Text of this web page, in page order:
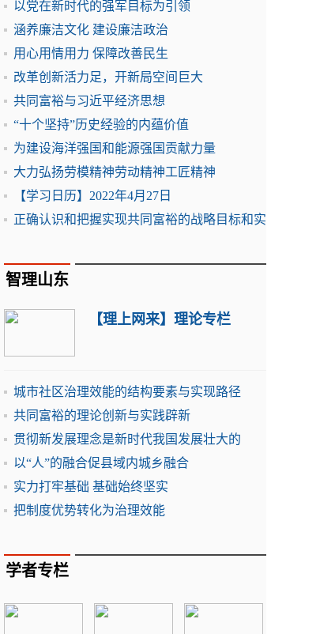
以党在新时代的强军目标为引领
涵养廉洁文化 建设廉洁政治
用心用情用力 保障改善民生
改革创新活力足，开新局空间巨大
共同富裕与习近平经济思想
“十个坚持”历史经验的内蕴价值
为建设海洋强国和能源强国贡献力量
大力弘扬劳模精神劳动精神工匠精神
【学习日历】2022年4月27日
正确认识和把握实现共同富裕的战略目标和实
智理山东
【理上网来】理论专栏
城市社区治理效能的结构要素与实现路径
共同富裕的理论创新与实践辟新
贯彻新发展理念是新时代我国发展壮大的
以“人”的融合促县域内城乡融合
实力打牢基础 基础始终坚实
把制度优势转化为治理效能
学者专栏